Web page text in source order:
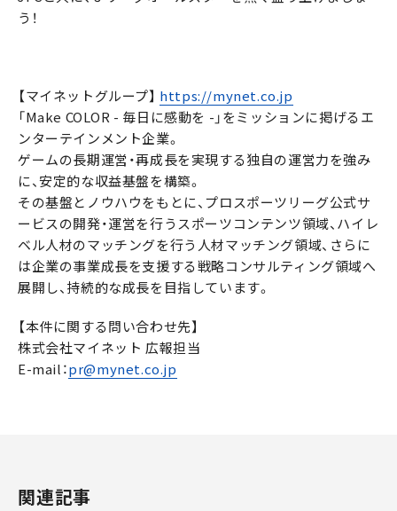
う！
【マイネットグループ】 https://mynet.co.jp
「Make COLOR - 毎日に感動を -」をミッションに掲げるエ
ンターテインメント企業。
ゲームの長期運営・再成長を実現する独自の運営力を強み
に、安定的な収益基盤を構築。
その基盤とノウハウをもとに、プロスポーツリーグ公式サ
ービスの開発・運営を行うスポーツコンテンツ領域、ハイレ
ベル人材のマッチングを行う人材マッチング領域、さらに
は企業の事業成長を支援する戦略コンサルティング領域へ
展開し、持続的な成長を目指しています。
【本件に関する問い合わせ先】
株式会社マイネット 広報担当
E-mail：pr@mynet.co.jp
関連記事